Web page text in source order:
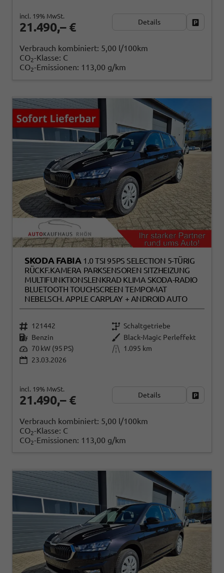
21.490,– €
incl. 19% MwSt.
Details
Verbrauch kombiniert: 5,00 l/100km
CO2-Klasse: C
CO2-Emissionen: 113,00 g/km
SKODA FABIA 1.0 TSI 95PS SELECTION 5-TÜRIG
RÜCKF.KAMERA PARKSENSOREN SITZHEIZUNG
MULTIFUNKTIONSLENKRAD KLIMA SKODA-RADIO
BLUETOOTH TOUCHSCREEN TEMPOMAT
NEBELSCH. APPLE CARPLAY + ANDROID AUTO
121442
Schaltgetriebe
Benzin
Black-Magic Perleffekt
70 kW (95 PS)
1.095 km
23.03.2026
21.490,– €
incl. 19% MwSt.
Details
Verbrauch kombiniert: 5,00 l/100km
CO2-Klasse: C
CO2-Emissionen: 113,00 g/km